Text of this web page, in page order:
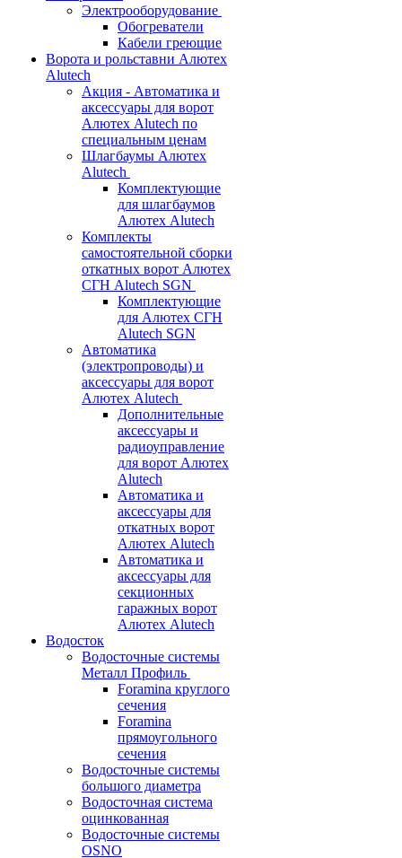
Электрооборудование
Обогреватели
Кабели греющие
Ворота и рольставни Алютех
Alutech
Акция - Автоматика и
аксессуары для ворот
Алютех Alutech по
специальным ценам
Шлагбаумы Алютех
Alutech
Комплектующие
для шлагбаумов
Алютех Alutech
Комплекты
самостоятельной сборки
откатных ворот Алютех
СГН Alutech SGN
Комплектующие
для Алютех СГН
Alutech SGN
Автоматика
(электропроводы) и
аксессуары для ворот
Алютех Alutech
Дополнительные
аксессуары и
радиоуправление
для ворот Алютех
Alutech
Автоматика и
аксессуары для
откатных ворот
Алютех Alutech
Автоматика и
аксессуары для
секционных
гаражных ворот
Алютех Alutech
Водосток
Водосточные системы
Металл Профиль
Foramina круглого
сечения
Foramina
прямоугольного
сечения
Водосточные системы
большого диаметра
Водосточная система
оцинкованная
Водосточные системы
OSNO